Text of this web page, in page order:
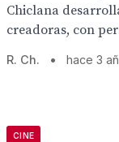
Chiclana
creadoras, con
R. Ch. • hace 3
CINE